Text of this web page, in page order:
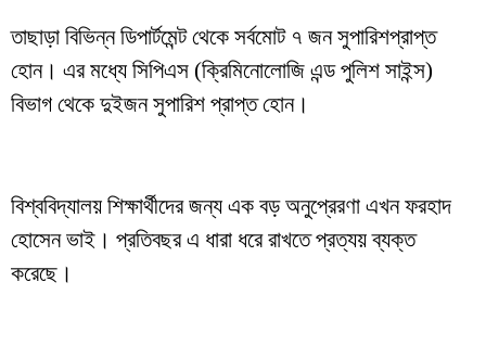
তাছাড়া বিভিন্ন ডিপার্টমেন্ট থেকে সর্বমোট ৭ জন সুপারিশপ্রাপ্ত
হোন। এর মধ্যে সিপিএস (ক্রিমিনোলোজি এন্ড পুলিশ সাইন্স)
বিভাগ থেকে দুইজন সুপারিশ প্রাপ্ত হোন।
বিশ্ববিদ্যালয় শিক্ষার্থীদের জন্য এক বড় অনুপ্রেরণা এখন ফরহাদ
হোসেন ভাই। প্রতিবছর এ ধারা ধরে রাখতে প্রত্যয় ব্যক্ত
করেছে।